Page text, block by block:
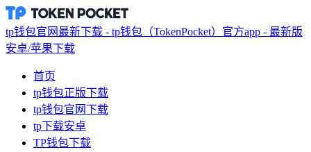
tp钱包官网最新下载 - tp钱包（TokenPocket）官方app - 最新版
安卓/苹果下载
首页
tp钱包正版下载
tp钱包官网下载
tp下载安卓
TP钱包下载